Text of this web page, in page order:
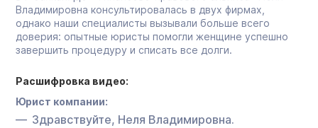
Владимировна консультировалась в двух фирмах,
однако наши специалисты вызывали больше всего
доверия: опытные юристы помогли женщине успешно
завершить процедуру и списать все долги.
Расшифровка видео:
Юрист компании:
Здравствуйте, Неля Владимировна.